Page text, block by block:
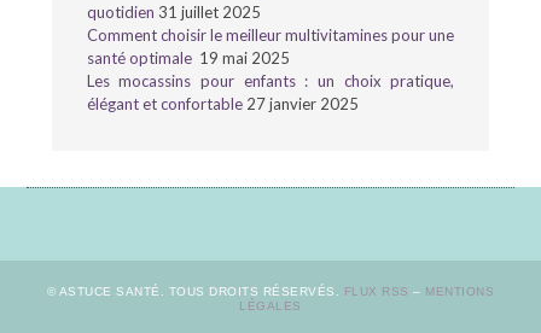
quotidien 31 juillet 2025
Comment choisir le meilleur multivitamines pour une
santé optimale 19 mai 2025
Les mocassins pour enfants : un choix pratique,
élégant et confortable 27 janvier 2025
© ASTUCE SANTÉ. TOUS DROITS RÉSERVÉS. FLUX RSS – MENTIONS
LÉGALES